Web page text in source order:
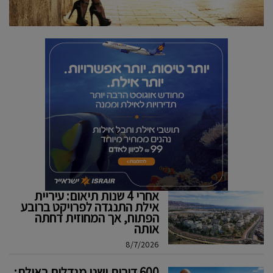
אחרי 4 שנות תיאום: עיריית
אילת התנגדה לפרויקט ברובע
הפתוח, אך המחוזית דחתה
אותה
8/7/2026